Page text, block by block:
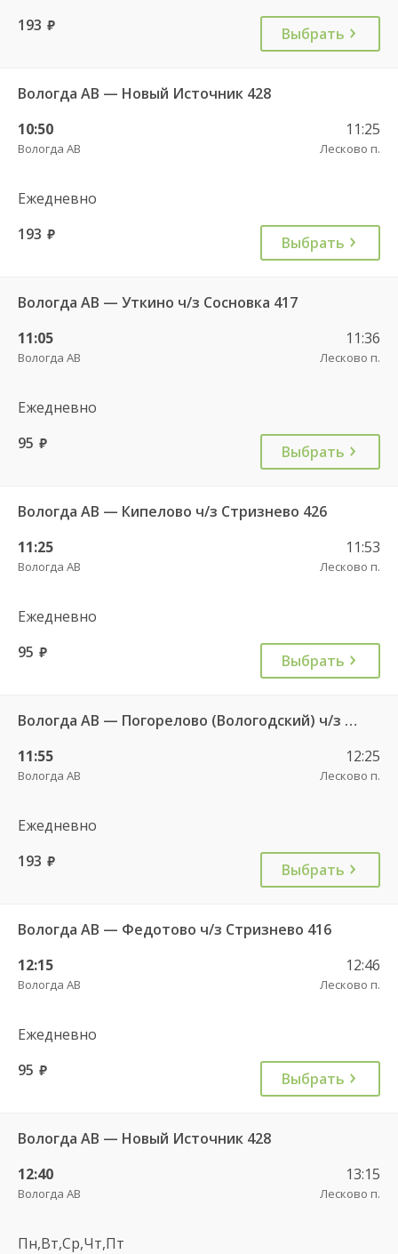
193 руб. Выбрать
Вологда АВ — Новый Источник 428
10:50
Вологда АВ
11:25
Лесково п.
Ежедневно
193 руб. Выбрать
Вологда АВ — Уткино ч/з Сосновка 417
11:05
Вологда АВ
11:36
Лесково п.
Ежедневно
95 руб. Выбрать
Вологда АВ — Кипелово ч/з Стризнево 426
11:25
Вологда АВ
11:53
Лесково п.
Ежедневно
95 руб. Выбрать
Вологда АВ — Погорелово (Вологодский) ч/з Новый Источник 422
11:55
Вологда АВ
12:25
Лесково п.
Ежедневно
193 руб. Выбрать
Вологда АВ — Федотово ч/з Стризнево 416
12:15
Вологда АВ
12:46
Лесково п.
Ежедневно
95 руб. Выбрать
Вологда АВ — Новый Источник 428
12:40
Вологда АВ
13:15
Лесково п.
Пн,Вт,Ср,Чт,Пт